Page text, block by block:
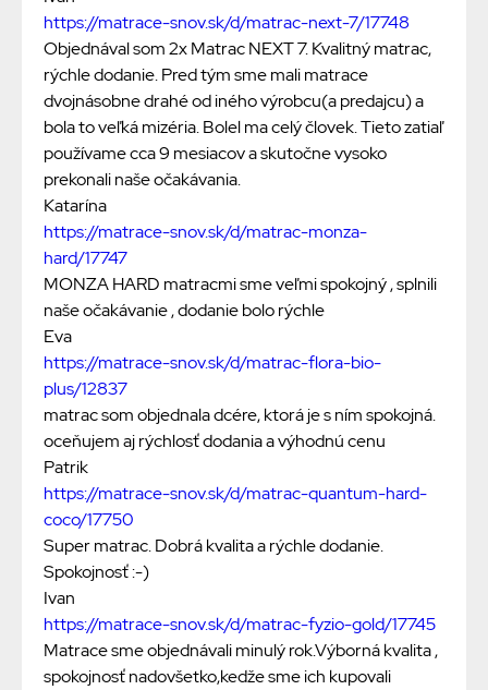
https://matrace-snov.sk/d/matrac-next-7/17748
Objednával som 2x Matrac NEXT 7. Kvalitný matrac,
rýchle dodanie. Pred tým sme mali matrace
dvojnásobne drahé od iného výrobcu(a predajcu) a
bola to veľká mizéria. Bolel ma celý človek. Tieto zatiaľ
používame cca 9 mesiacov a skutočne vysoko
prekonali naše očakávania.
Katarína
https://matrace-snov.sk/d/matrac-monza-
hard/17747
MONZA HARD matracmi sme veľmi spokojný , splnili
naše očakávanie , dodanie bolo rýchle
Eva
https://matrace-snov.sk/d/matrac-flora-bio-
plus/12837
matrac som objednala dcére, ktorá je s ním spokojná.
oceňujem aj rýchlosť dodania a výhodnú cenu
Patrik
https://matrace-snov.sk/d/matrac-quantum-hard-
coco/17750
Super matrac. Dobrá kvalita a rýchle dodanie.
Spokojnosť :-)
Ivan
https://matrace-snov.sk/d/matrac-fyzio-gold/17745
Matrace sme objednávali minulý rok.Výborná kvalita ,
spokojnosť nadovšetko,kedže sme ich kupovali